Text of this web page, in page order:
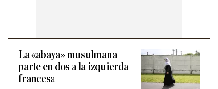
La «abaya» musulmana
parte en dos a la izquierda
francesa